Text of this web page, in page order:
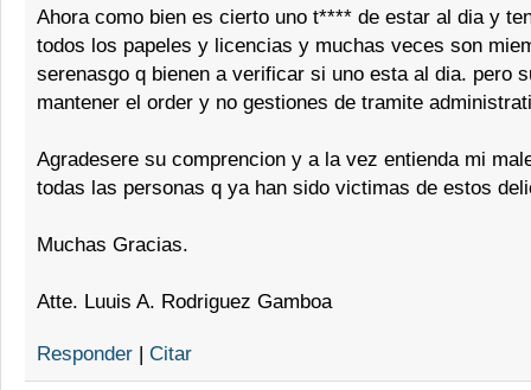
Ahora como bien es cierto uno t**** de estar al dia y
todos los papeles y licencias y muchas veces son
serenasgo q bienen a verificar si uno esta al dia. pero
mantener el order y no gestiones de tramite
Agradesere su comprencion y a la vez entienda mi
todas las personas q ya han sido victimas de estos
Muchas Gracias.
Atte. Luuis A. Rodriguez Gamboa
Responder | Citar